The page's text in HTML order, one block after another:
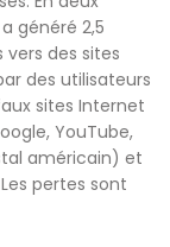
généré 2,5
des sites
des utilisateurs
sites Internet
YouTube,
américain) et
pertes sont